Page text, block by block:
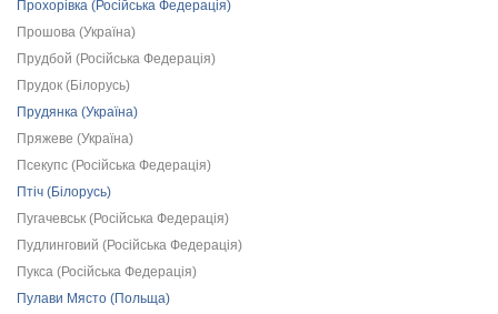
Прохорівка (Російська Федерація)
Прошова (Україна)
Прудбой (Російська Федерація)
Прудок (Білорусь)
Прудянка (Україна)
Пряжеве (Україна)
Псекупс (Російська Федерація)
Птіч (Білорусь)
Пугачевськ (Російська Федерація)
Пудлинговий (Російська Федерація)
Пукса (Російська Федерація)
Пулави Място (Польща)